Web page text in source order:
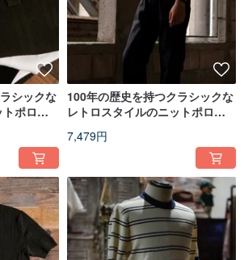
シックな
ポロシ
ラルで
100年の歴史を持つクラシックな
レトロスタイルのニットポロシ
く、ジェンダーニュートラルで
7,479円